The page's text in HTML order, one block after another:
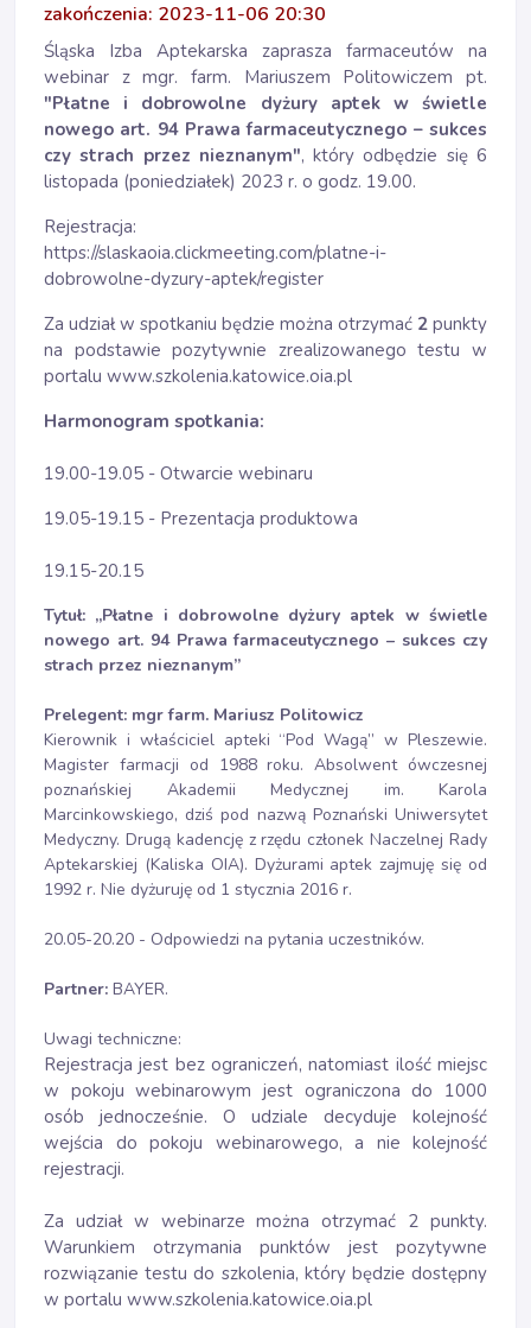
zakończenia: 2023-11-06 20:30
Śląska Izba Aptekarska zaprasza farmaceutów na
webinar z mgr. farm. Mariuszem Politowiczem pt.
"Płatne i dobrowolne dyżury aptek w świetle
nowego art. 94 Prawa farmaceutycznego – sukces
czy strach przez nieznanym", który odbędzie się 6
listopada (poniedziałek) 2023 r. o godz. 19.00.
Rejestracja:
https://slaskaoia.clickmeeting.com/platne-i-
dobrowolne-dyzury-aptek/register
Za udział w spotkaniu będzie można otrzymać 2 punkty
na podstawie pozytywnie zrealizowanego testu w
portalu www.szkolenia.katowice.oia.pl
Harmonogram spotkania:
19.00-19.05 - Otwarcie webinaru
19.05-19.15 - Prezentacja produktowa
19.15-20.15
Tytuł: „Płatne i dobrowolne dyżury aptek w świetle
nowego art. 94 Prawa farmaceutycznego – sukces czy
strach przez nieznanym”
Prelegent: mgr farm. Mariusz Politowicz
Kierownik i właściciel apteki “Pod Wagą” w Pleszewie.
Magister farmacji od 1988 roku. Absolwent ówczesnej
poznańskiej Akademii Medycznej im. Karola
Marcinkowskiego, dziś pod nazwą Poznański Uniwersytet
Medyczny. Drugą kadencję z rzędu członek Naczelnej Rady
Aptekarskiej (Kaliska OIA). Dyżurami aptek zajmuję się od
1992 r. Nie dyżuruję od 1 stycznia 2016 r.
20.05-20.20 - Odpowiedzi na pytania uczestników.
Partner: BAYER.
Uwagi techniczne:
Rejestracja jest bez ograniczeń, natomiast ilość miejsc
w pokoju webinarowym jest ograniczona do 1000
osób jednocześnie. O udziale decyduje kolejność
wejścia do pokoju webinarowego, a nie kolejność
rejestracji.
Za udział w webinarze można otrzymać 2 punkty.
Warunkiem otrzymania punktów jest pozytywne
rozwiązanie testu do szkolenia, który będzie dostępny
w portalu www.szkolenia.katowice.oia.pl